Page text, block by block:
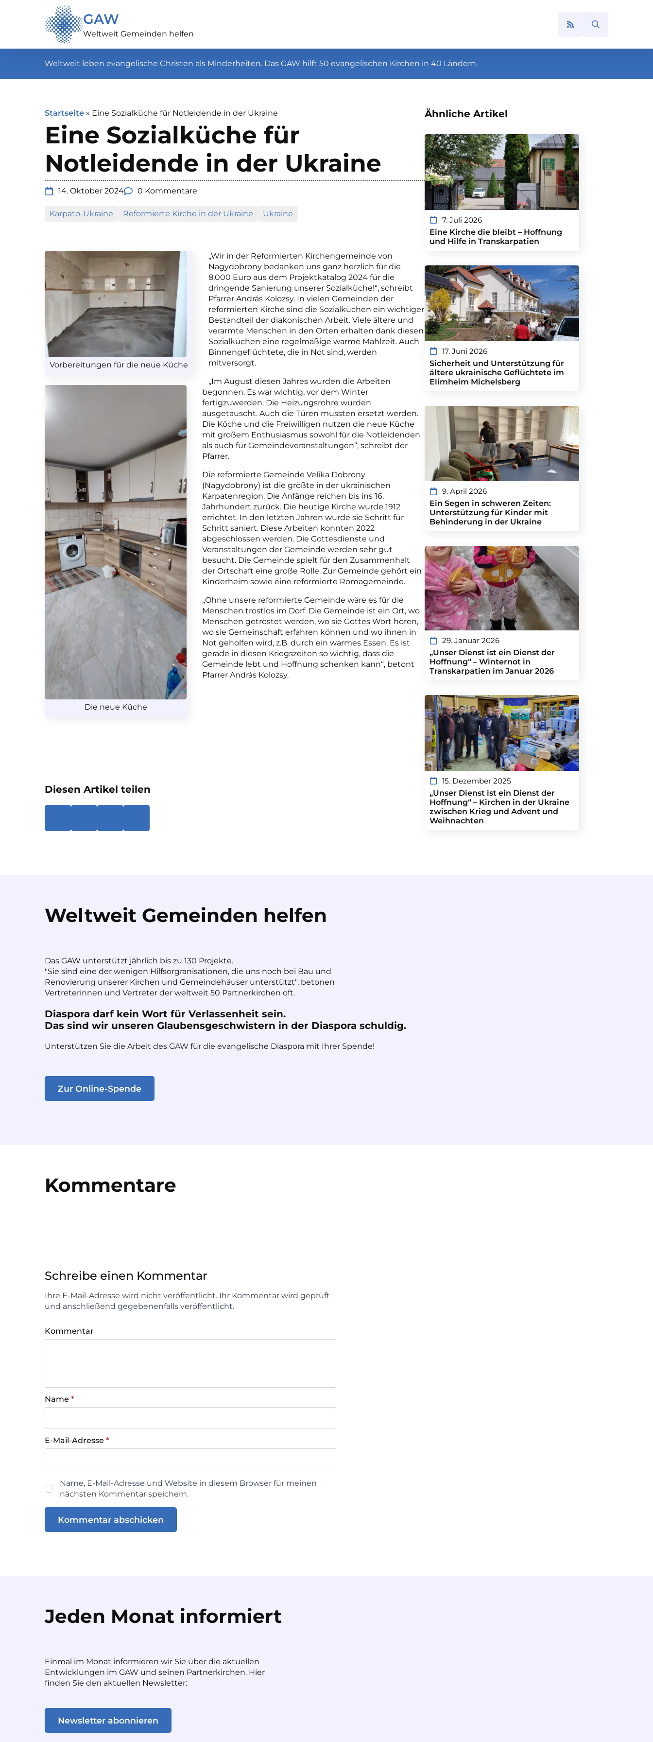
GAW
Weltweit Gemeinden helfen
Weltweit leben evangelische Christen als Minderheiten. Das GAW hilft 50 evangelischen Kirchen in 40 Ländern.
Startseite » Eine Sozialküche für Notleidende in der Ukraine
Eine Sozialküche für
Notleidende in der Ukraine
14. Oktober 2024 0 Kommentare
Karpato-Ukraine Reformierte Kirche in der Ukraine Ukraine
Vorbereitungen für die neue Küche
„Wir in der Reformierten Kirchengemeinde von
Nagydobrony bedanken uns ganz herzlich für die
8.000 Euro aus dem Projektkatalog 2024 für die
dringende Sanierung unserer Sozialküche!“, schreibt
Pfarrer András Kolozsy. In vielen Gemeinden der
reformierten Kirche sind die Sozialküchen ein wichtiger
Bestandteil der diakonischen Arbeit. Viele ältere und
verarmte Menschen in den Orten erhalten dank diesen
Sozialküchen eine regelmäßige warme Mahlzeit. Auch
Binnengeflüchtete, die in Not sind, werden
mitversorgt.
Die neue Küche
„Im August diesen Jahres wurden die Arbeiten
begonnen. Es war wichtig, vor dem Winter
fertigzuwerden. Die Heizungsrohre wurden
ausgetauscht. Auch die Türen mussten ersetzt werden.
Die Köche und die Freiwilligen nutzen die neue Küche
mit großem Enthusiasmus sowohl für die Notleidenden
als auch für Gemeindeveranstaltungen“, schreibt der
Pfarrer.
Die reformierte Gemeinde Velika Dobrony
(Nagydobrony) ist die größte in der ukrainischen
Karpatenregion. Die Anfänge reichen bis ins 16.
Jahrhundert zurück. Die heutige Kirche wurde 1912
errichtet. In den letzten Jahren wurde sie Schritt für
Schritt saniert. Diese Arbeiten konnten 2022
abgeschlossen werden. Die Gottesdienste und
Veranstaltungen der Gemeinde werden sehr gut
besucht. Die Gemeinde spielt für den Zusammenhalt
der Ortschaft eine große Rolle. Zur Gemeinde gehört ein
Kinderheim sowie eine reformierte Romagemeinde.
„Ohne unsere reformierte Gemeinde wäre es für die
Menschen trostlos im Dorf. Die Gemeinde ist ein Ort, wo
Menschen getröstet werden, wo sie Gottes Wort hören,
wo sie Gemeinschaft erfahren können und wo ihnen in
Not geholfen wird, z.B. durch ein warmes Essen. Es ist
gerade in diesen Kriegszeiten so wichtig, dass die
Gemeinde lebt und Hoffnung schenken kann“, betont
Pfarrer András Kolozsy.
Diesen Artikel teilen
Ähnliche Artikel
7. Juli 2026
Eine Kirche die bleibt – Hoffnung
und Hilfe in Transkarpatien
17. Juni 2026
Sicherheit und Unterstützung für
ältere ukrainische Geflüchtete im
Elimheim Michelsberg
9. April 2026
Ein Segen in schweren Zeiten:
Unterstützung für Kinder mit
Behinderung in der Ukraine
29. Januar 2026
„Unser Dienst ist ein Dienst der
Hoffnung“ – Winternot in
Transkarpatien im Januar 2026
15. Dezember 2025
„Unser Dienst ist ein Dienst der
Hoffnung“ – Kirchen in der Ukraine
zwischen Krieg und Advent und
Weihnachten
Weltweit Gemeinden helfen
Das GAW unterstützt jährlich bis zu 130 Projekte.
"Sie sind eine der wenigen Hilfsorgranisationen, die uns noch bei Bau und
Renovierung unserer Kirchen und Gemeindehäuser unterstützt", betonen
Vertreterinnen und Vertreter der weltweit 50 Partnerkirchen oft.
Diaspora darf kein Wort für Verlassenheit sein.
Das sind wir unseren Glaubensgeschwistern in der Diaspora schuldig.
Unterstützen Sie die Arbeit des GAW für die evangelische Diaspora mit Ihrer Spende!
Zur Online-Spende
Kommentare
Schreibe einen Kommentar
Ihre E-Mail-Adresse wird nicht veröffentlicht. Ihr Kommentar wird geprüft
und anschließend gegebenenfalls veröffentlicht.
Kommentar
Name *
E-Mail-Adresse *
Name, E-Mail-Adresse und Website in diesem Browser für meinen
nächsten Kommentar speichern.
Jeden Monat informiert
Einmal im Monat informieren wir Sie über die aktuellen
Entwicklungen im GAW und seinen Partnerkirchen. Hier
finden Sie den aktuellen Newsletter:
Newsletter abonnieren